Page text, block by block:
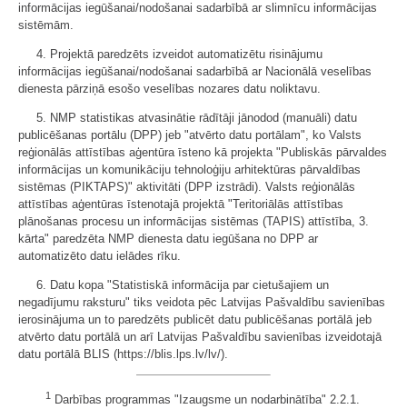
informācijas iegūšanai/nodošanai sadarbībā ar slimnīcu informācijas
sistēmām.
4. Projektā paredzēts izveidot automatizētu risinājumu
informācijas iegūšanai/nodošanai sadarbībā ar Nacionālā veselības
dienesta pārziņā esošo veselības nozares datu noliktavu.
5. NMP statistikas atvasinātie rādītāji jānodod (manuāli) datu
publicēšanas portālu (DPP) jeb "atvērto datu portālam", ko Valsts
reģionālās attīstības aģentūra īsteno kā projekta "Publiskās pārvaldes
informācijas un komunikāciju tehnoloģiju arhitektūras pārvaldības
sistēmas (PIKTAPS)" aktivitāti (DPP izstrādi). Valsts reģionālās
attīstības aģentūras īstenotajā projektā "Teritoriālās attīstības
plānošanas procesu un informācijas sistēmas (TAPIS) attīstība, 3.
kārta" paredzēta NMP dienesta datu iegūšana no DPP ar
automatizēto datu ielādes rīku.
6. Datu kopa "Statistiskā informācija par cietušajiem un
negadījumu raksturu" tiks veidota pēc Latvijas Pašvaldību savienības
ierosinājuma un to paredzēts publicēt datu publicēšanas portālā jeb
atvērto datu portālā un arī Latvijas Pašvaldību savienības izveidotajā
datu portālā BLIS (https://blis.lps.lv/lv/).
1
Darbības programmas "Izaugsme un nodarbinātība" 2.2.1.